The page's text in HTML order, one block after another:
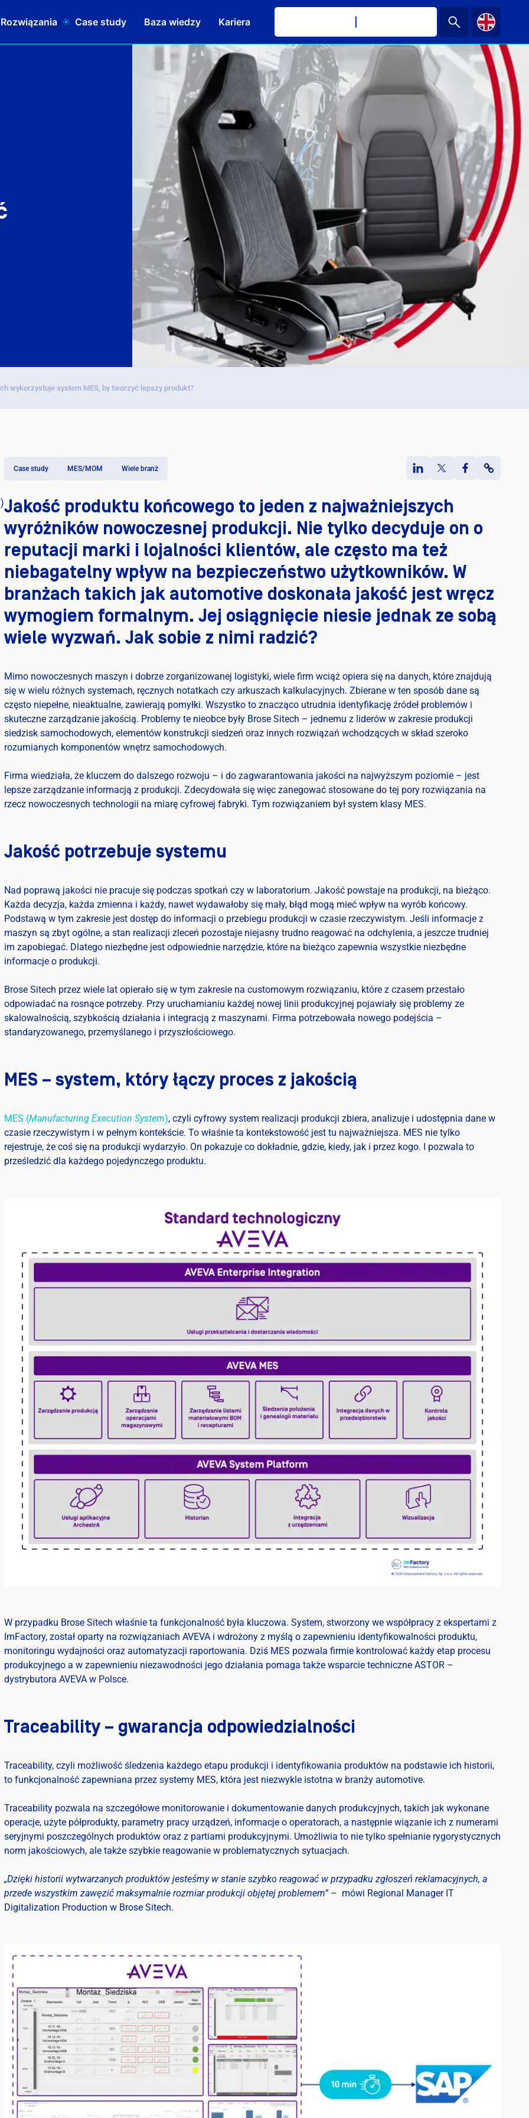
Case study Baza wiedzy Kariera
Darm|
wykorzystuje system MES, by tworzyć lepszy produkt?
Case study MES/MOM Wiele branż
Jakość produktu końcowego to jeden z najważniejszych
wyróżników nowoczesnej produkcji. Nie tylko decyduje on o
reputacji marki i lojalności klientów, ale często ma też
niebagatelny wpływ na bezpieczeństwo użytkowników. W
branżach takich jak automotive doskonała jakość jest wręcz
wymogiem formalnym. Jej osiągnięcie niesie jednak ze sobą
wiele wyzwań. Jak sobie z nimi radzić?
Mimo nowoczesnych maszyn i dobrze zorganizowanej logistyki, wiele firm wciąż opiera się na danych, które znajdują
się w wielu różnych systemach, ręcznych notatkach czy arkuszach kalkulacyjnych. Zbierane w ten sposób dane są
często niepełne, nieaktualne, zawierają pomyłki. Wszystko to znacząco utrudnia identyfikację źródeł problemów i
skuteczne zarządzanie jakością. Problemy te nieobce były Brose Sitech – jednemu z liderów w zakresie produkcji
siedzisk samochodowych, elementów konstrukcji siedzeń oraz innych rozwiązań wchodzących w skład szeroko
rozumianych komponentów wnętrz samochodowych.
Firma wiedziała, że kluczem do dalszego rozwoju – i do zagwarantowania jakości na najwyższym poziomie – jest
lepsze zarządzanie informacją z produkcji. Zdecydowała się więc zanegować stosowane do tej pory rozwiązania na
rzecz nowoczesnych technologii na miarę cyfrowej fabryki. Tym rozwiązaniem był system klasy MES.
Jakość potrzebuje systemu
Nad poprawą jakości nie pracuje się podczas spotkań czy w laboratorium. Jakość powstaje na produkcji, na bieżąco.
Każda decyzja, każda zmienna i każdy, nawet wydawałoby się mały, błąd mogą mieć wpływ na wyrób końcowy.
Podstawą w tym zakresie jest dostęp do informacji o przebiegu produkcji w czasie rzeczywistym. Jeśli informacje z
maszyn są zbyt ogólne, a stan realizacji zleceń pozostaje niejasny trudno reagować na odchylenia, a jeszcze trudniej
im zapobiegać. Dlatego niezbędne jest odpowiednie narzędzie, które na bieżąco zapewnia wszystkie niezbędne
informacje o produkcji.
Brose Sitech przez wiele lat opierało się w tym zakresie na customowym rozwiązaniu, które z czasem przestało
odpowiadać na rosnące potrzeby. Przy uruchamianiu każdej nowej linii produkcyjnej pojawiały się problemy ze
skalowalnością, szybkością działania i integracją z maszynami. Firma potrzebowała nowego podejścia –
standaryzowanego, przemyślanego i przyszłościowego.
MES – system, który łączy proces z jakością
MES (Manufacturing Execution System), czyli cyfrowy system realizacji produkcji zbiera, analizuje i udostępnia dane w
czasie rzeczywistym i w pełnym kontekście. To właśnie ta kontekstowość jest tu najważniejsza. MES nie tylko
rejestruje, że coś się na produkcji wydarzyło. On pokazuje co dokładnie, gdzie, kiedy, jak i przez kogo. I pozwala to
prześledzić dla każdego pojedynczego produktu.
W przypadku Brose Sitech właśnie ta funkcjonalność była kluczowa. System, stworzony we współpracy z ekspertami z
ImFactory, został oparty na rozwiązaniach AVEVA i wdrożony z myślą o zapewnieniu identyfikowalności produktu,
monitoringu wydajności oraz automatyzacji raportowania. Dziś MES pozwala firmie kontrolować każdy etap procesu
produkcyjnego a w zapewnieniu niezawodności jego działania pomaga także wsparcie techniczne ASTOR –
dystrybutora AVEVA w Polsce.
Traceability – gwarancja odpowiedzialności
Traceability, czyli możliwość śledzenia każdego etapu produkcji i identyfikowania produktów na podstawie ich historii,
to funkcjonalność zapewniana przez systemy MES, która jest niezwykle istotna w branży automotive.
Traceability pozwala na szczegółowe monitorowanie i dokumentowanie danych produkcyjnych, takich jak wykonane
operacje, użyte półprodukty, parametry pracy urządzeń, informacje o operatorach, a następnie wiązanie ich z numerami
seryjnymi poszczególnych produktów oraz z partiami produkcyjnymi. Umożliwia to nie tylko spełnianie rygorystycznych
norm jakościowych, ale także szybkie reagowanie w problematycznych sytuacjach.
„Dzięki historii wytwarzanych produktów jesteśmy w stanie szybko reagować w przypadku zgłoszeń reklamacyjnych, a
przede wszystkim zawęzić maksymalnie rozmiar produkcji objętej problemem” – mówi Regional Manager IT
Digitalization Production w Brose Sitech.